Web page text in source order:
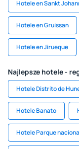
Hotele en Sankt
Hotele en Gruissan
Hotele en Jirueque
Najlepsze hotele -
Hotele Distrito de
Hotele Banato
Hotele Parque